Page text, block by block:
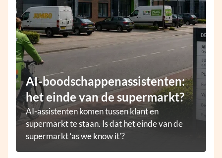
AI-boodschappenassistenten:
het einde van de supermarkt?
AI-assistenten komen tussen klant en
supermarkt te staan. Is dat het einde van de
supermarkt ‘as we know it’?